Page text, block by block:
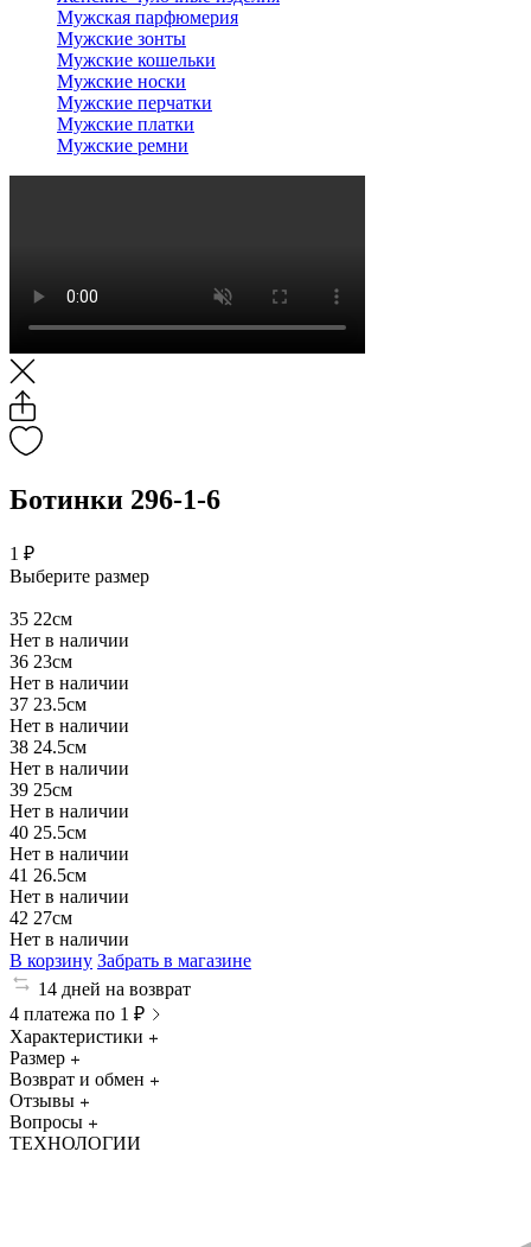
Мужская парфюмерия
Мужские зонты
Мужские кошельки
Мужские носки
Мужские перчатки
Мужские платки
Мужские ремни
Ботинки 296-1-6
1 ₽
Выберите размер
35 22см
Нет в наличии
36 23см
Нет в наличии
37 23.5см
Нет в наличии
38 24.5см
Нет в наличии
39 25см
Нет в наличии
40 25.5см
Нет в наличии
41 26.5см
Нет в наличии
42 27см
Нет в наличии
В корзину Забрать в магазине
14 дней на возврат
4 платежа по 1 ₽
Характеристики
Размер
Возврат и обмен
Отзывы
Вопросы
ТЕХНОЛОГИИ